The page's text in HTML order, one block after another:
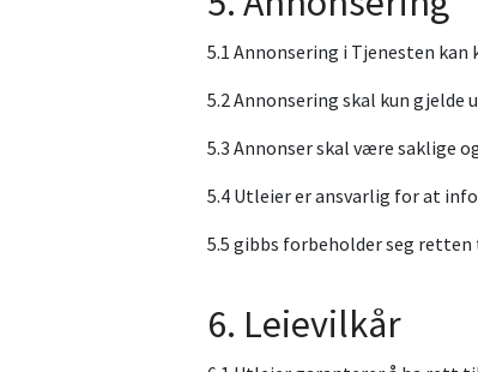
5.1 Annonsering i Tjenesten
5.2 Annonsering skal kun
5.3 Annonser skal være saklige
5.4 Utleier er ansvarlig for at
5.5 gibbs forbeholder seg
6. Leievilkår